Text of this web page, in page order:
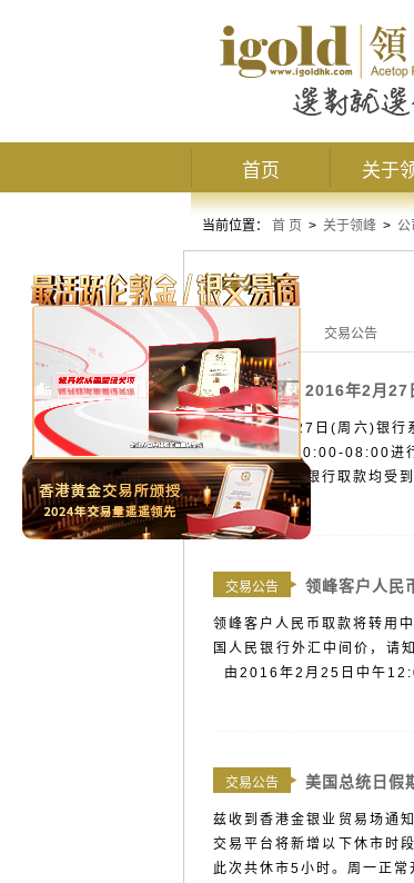
首页 关于
当前位置： 首 页 > 关于领峰 > 公
领峰公告
全部公告 交易公告
交易公告 2016年2月27
2016年2月27日(周六)银行
27日(周六)00:00-08:00进
影响外，其余银行取款均受
交易公告 领峰客户人民
领峰客户人民币取款将转用
国人民银行外汇中间价，请
由2016年2月25日中午
交易公告 美国总统日假
兹收到香港金银业贸易场通
交易平台将新增以下休市
此次共休市5小时。周一正